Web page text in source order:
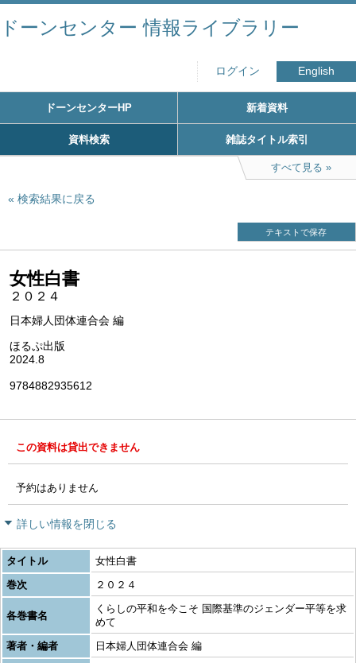
ドーンセンター 情報ライブラリー
ログイン English
ドーンセンターHP 新着資料
資料検索 雑誌タイトル索引
すべて見る
検索結果に戻る
テキストで保存
女性白書
２０２４
日本婦人団体連合会 編
ほるぷ出版
2024.8
9784882935612
この資料は貸出できません
予約はありません
詳しい情報を閉じる
タイトル
女性白書
巻次
２０２４
各巻書名
くらしの平和を今こそ 国際基準のジェンダー平等を求
めて
著者・編者
日本婦人団体連合会 編